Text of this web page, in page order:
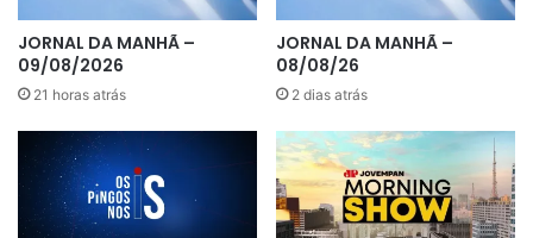
JORNAL DA MANHÃ –
09/08/2026
21 horas atrás
JORNAL DA MANHÃ –
08/08/26
2 dias atrás